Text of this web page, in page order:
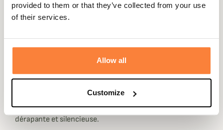
provided to them or that they’ve collected from your use
of their services.
Allow all
Customize
Cette bretelle avec attache offre une mise en place facile
rapide. Ses attaches rapides se situent à chaque
Disponible dans 5 coloris dont en camouflage Realtree,
cette bretelle pour carabine avec attaches rapides de
confort de port optimale en raison de son épaisse
doublure en néoprène tout en étant légère, souple, anti-
dérapante et silencieuse.